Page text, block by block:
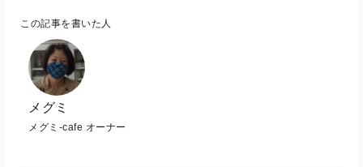
この記事を書いた人
メグミ
メグミ-cafe オーナー